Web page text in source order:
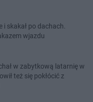
i skakał po dachach.
wjazdu
w zabytkową latarnię w
też się pokłócić z